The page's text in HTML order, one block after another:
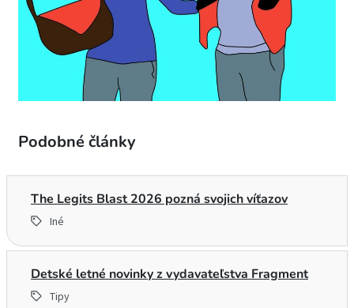
Podobné články
The Legits Blast 2026 pozná svojich víťazov
Iné
Detské letné novinky z vydavateľstva Fragment
Tipy